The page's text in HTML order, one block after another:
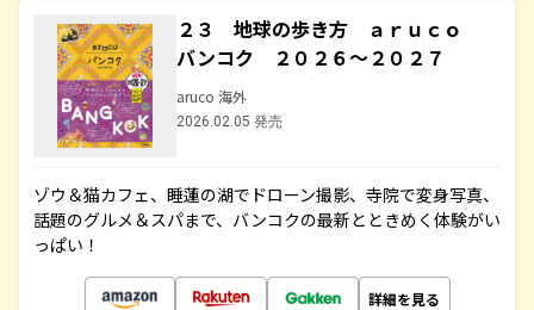
２３ 地球の歩き方 ａｒｕｃｏ
バンコク ２０２６～２０２７
aruco 海外
2026.02.05 発売
ゾウ＆猫カフェ、睡蓮の湖でドローン撮影、寺院で変身写真、
話題のグルメ＆スパまで、バンコクの最新とときめく体験がい
っぱい！
詳細を見る